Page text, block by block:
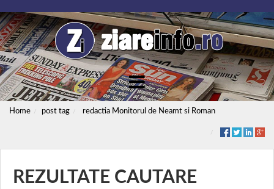
Home post tag redactia Monitorul de Neamt si Roman
REZULTATE CAUTARE